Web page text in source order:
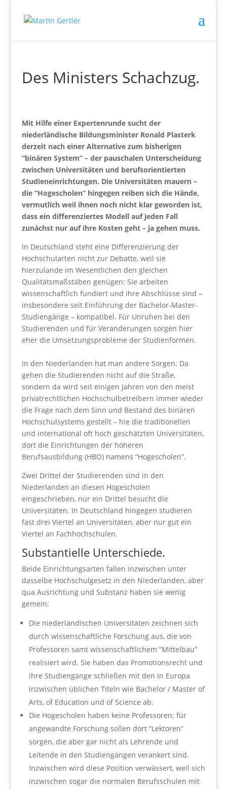
Des Ministers Schachzug.
Mit Hilfe einer Expertenrunde sucht der
niederländische Bildungsminister Ronald Plasterk
derzeit nach einer Alternative zum bisherigen
“binären System” – der pauschalen Unterscheidung
zwischen Universitäten und berufsorientierten
Studieneinrichtungen. Die Universitäten mauern –
die “Hogescholen” hingegen reiben sich die Hände,
vermutlich weil ihnen noch nicht klar geworden ist,
dass ein differenziertes Modell auf jeden Fall
zunächst nur auf ihre Kosten geht – ja gehen muss.
In Deutschland steht eine Differenzierung der
Hochschularten nicht zur Debatte, weil sie
hierzulande im Wesentlichen den gleichen
Qualitätsmaßstäben genügen: Sie arbeiten
wissenschaftlich fundiert und ihre Abschlüsse sind –
insbesondere seit Einführung der Bachelor-Master-
Studiengänge – kompatibel. Für Unruhen bei den
Studierenden und für Veränderungen sorgen hier
eher die Umsetzungsprobleme der Studienformen.
In den Niederlanden hat man andere Sorgen: Da
gehen die Studierenden nicht auf die Straße,
sondern da wird seit einigen Jahren von den meist
privatrechtlichen Hochschulbetreibern immer wieder
die Frage nach dem Sinn und Bestand des binären
Hochschulsystems gestellt – hie die traditionellen
und international oft hoch geschätzten Universitäten,
dort die Einrichtungen der höheren
Berufsausbildung (HBO) namens “Hogescholen”.
Zwei Drittel der Studierenden sind in den
Niederlanden an diesen Hogescholen
eingeschrieben, nur ein Drittel besucht die
Universitäten. In Deutschland hingegen studieren
fast drei Viertel an Universitäten, aber nur gut ein
Viertel an Fachhochschulen.
Substantielle Unterschiede.
Beide Einrichtungsarten fallen inzwischen unter
dasselbe Hochschulgesetz in den Niederlanden, aber
qua Ausrichtung und Substanz haben sie wenig
gemein:
Die niederländischen Universitäten zeichnen sich
durch wissenschaftliche Forschung aus, die von
Professoren samt wissenschaftlichem “Mittelbau”
realisiert wird. Sie haben das Promotionsrecht und
ihre Studiengänge schließen mit den in Europa
inzwischen üblichen Titeln wie Bachelor / Master of
Arts, of Education und of Science ab.
Die Hogescholen haben keine Professoren; für
angewandte Forschung sollen dort “Lektoren”
sorgen, die aber gar nicht als Lehrende und
Leitende in den Studiengängen verankert sind.
Inzwischen wird diese Position verwässert, weil sich
inzwischen sogar die normalen Berufsschulen mit